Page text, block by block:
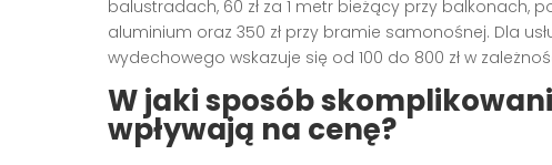
balustradach, 60 zł za 1 metr bieżący przy balkonach,
aluminium oraz 350 zł przy bramie samonośnej. Dla
wydechowego wskazuje się od 100 do 800 zł w
W jaki sposób
wpływają na cenę?